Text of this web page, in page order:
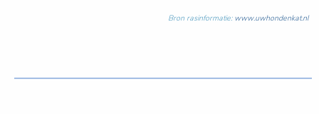
Bron rasinformatie: www.uwhondenkat.nl